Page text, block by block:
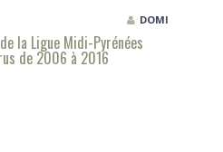
DOMI
la Ligue Midi-Pyrénées
de 2006 à 2016